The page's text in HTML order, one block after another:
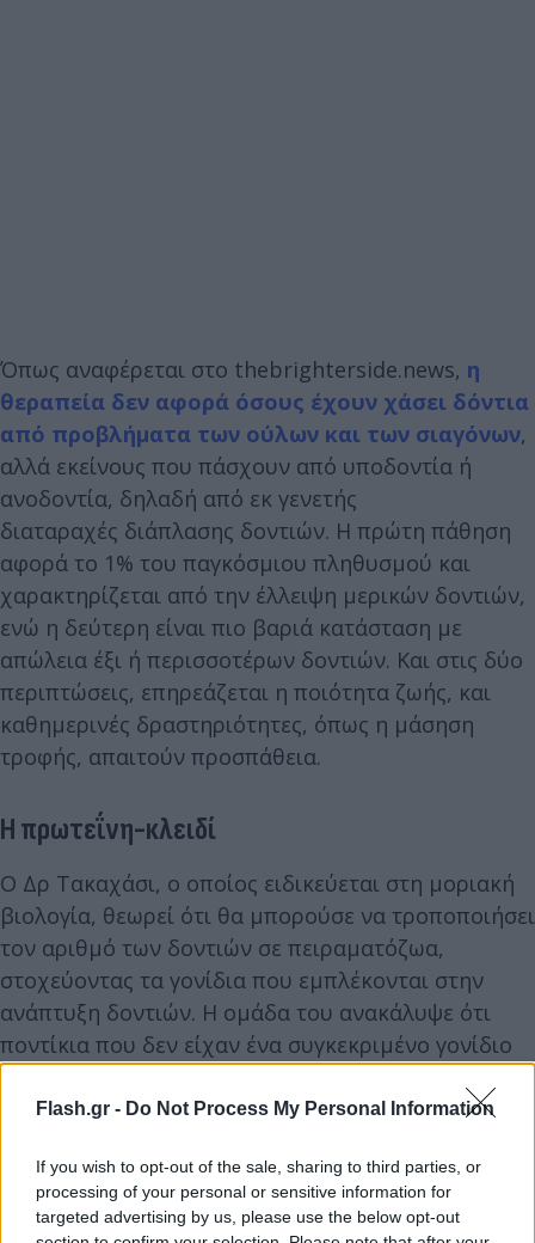
Flash.gr - Do Not Process My Personal Information
If you wish to opt-out of the sale, sharing to third parties, or
processing of your personal or sensitive information for
targeted advertising by us, please use the below opt-out
Όπως αναφέρεται στο thebrighterside.news, η
θεραπεία δεν αφορά όσους έχουν χάσει δόντια
από προβλήματα των ούλων και των σιαγόνων,
αλλά εκείνους που πάσχουν από υποδοντία ή
ανοδοντία, δηλαδή από εκ γενετής
διαταραχές διάπλασης δοντιών. Η πρώτη πάθηση
αφορά το 1% του παγκόσμιου πληθυσμού και
χαρακτηρίζεται από την έλλειψη μερικών δοντιών,
ενώ η δεύτερη είναι πιο βαριά κατάσταση με
απώλεια έξι ή περισσοτέρων δοντιών. Και στις δύο
περιπτώσεις, επηρεάζεται η ποιότητα ζωής, και
καθημερινές δραστηριότητες, όπως η μάσηση
τροφής, απαιτούν προσπάθεια.
Η πρωτεΐνη-κλειδί
Ο Δρ Τακαχάσι, ο οποίος ειδικεύεται στη μοριακή
βιολογία, θεωρεί ότι θα μπορούσε να τροποποιήσει
τον αριθμό των δοντιών σε πειραματόζωα,
στοχεύοντας τα γονίδια που εμπλέκονται στην
ανάπτυξη δοντιών. Η ομάδα του ανακάλυψε ότι
ποντίκια που δεν είχαν ένα συγκεκριμένο γονίδιο
(το γονίδιο που παράγει την πρωτεΐνη USAG-1)
ανέπτυσσαν έναν αυξημένο αριθμό δοντιών.